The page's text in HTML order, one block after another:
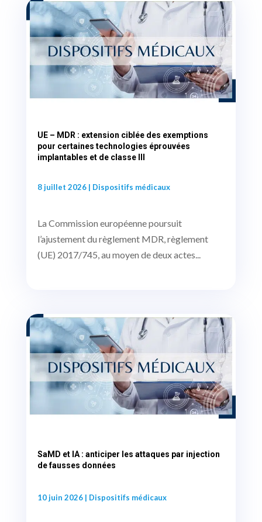
UE – MDR : extension ciblée des exemptions
pour certaines technologies éprouvées
implantables et de classe III
8 juillet 2026| Dispositifs médicaux
La Commission européenne poursuit
l’ajustement du règlement MDR, règlement
(UE) 2017/745, au moyen de deux actes...
SaMD et IA : anticiper les attaques par injection
de fausses données
10 juin 2026| Dispositifs médicaux